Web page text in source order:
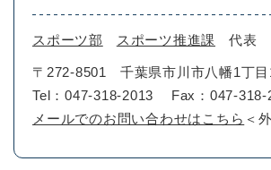
スポーツ部 スポーツ推進課 代表
〒272-8501
千葉県市川市八幡1丁
Tel：047-318-2013
Fax：047-318-
メールでのお問い合わせはこちら ＜